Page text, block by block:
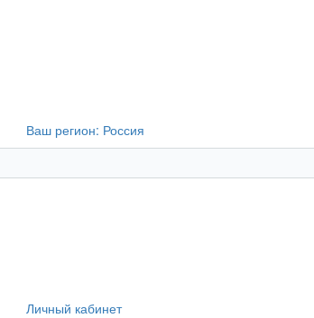
Ваш регион: Россия
Личный кабинет